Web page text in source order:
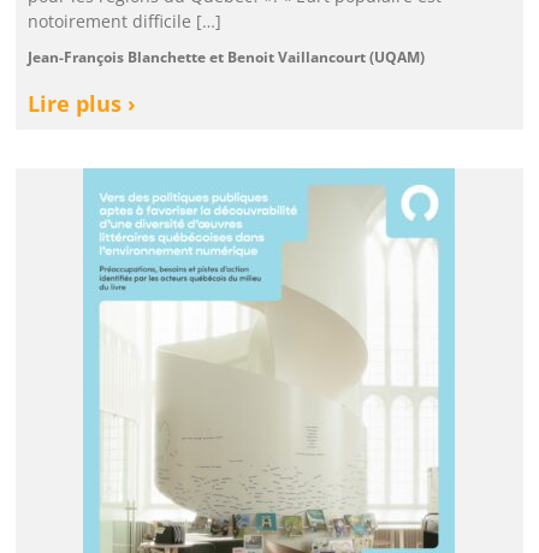
notoirement difficile […]
Jean-François Blanchette et Benoit Vaillancourt (UQAM)
Lire plus ›